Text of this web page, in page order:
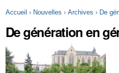
Accueil › Nouvelles › Archives › De
De génération en